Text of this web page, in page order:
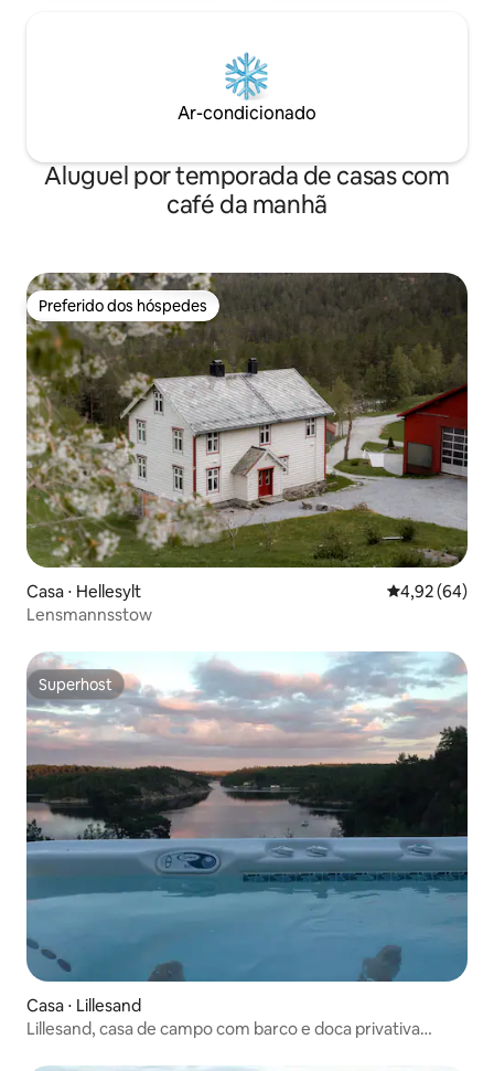
Ar-condicionado
Aluguel por temporada de casas com
café da manhã
Preferido dos hóspedes
Preferido dos hóspedes
Casa ⋅ Hellesylt 4,92 de uma
4,92 (64)
Lensmannsstow
Superhost
Superhost
Casa ⋅ Lillesand
Lillesand, casa de campo com barco e doca privativa